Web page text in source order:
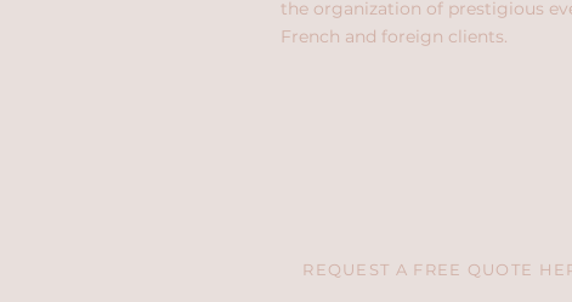
the organization of prestigious
French and foreign clients.
REQUEST A FREE QUOTE